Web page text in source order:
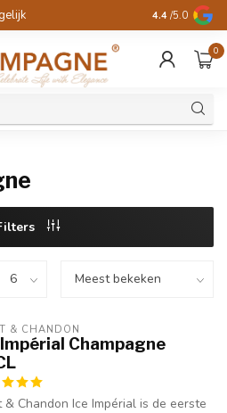
Gratis
4.4 /5.0
0
& CHANDON
Champagne
& Chandon Ice Impérial is de eerste